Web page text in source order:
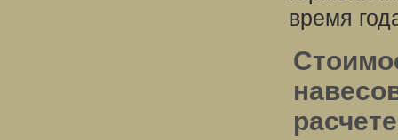
время